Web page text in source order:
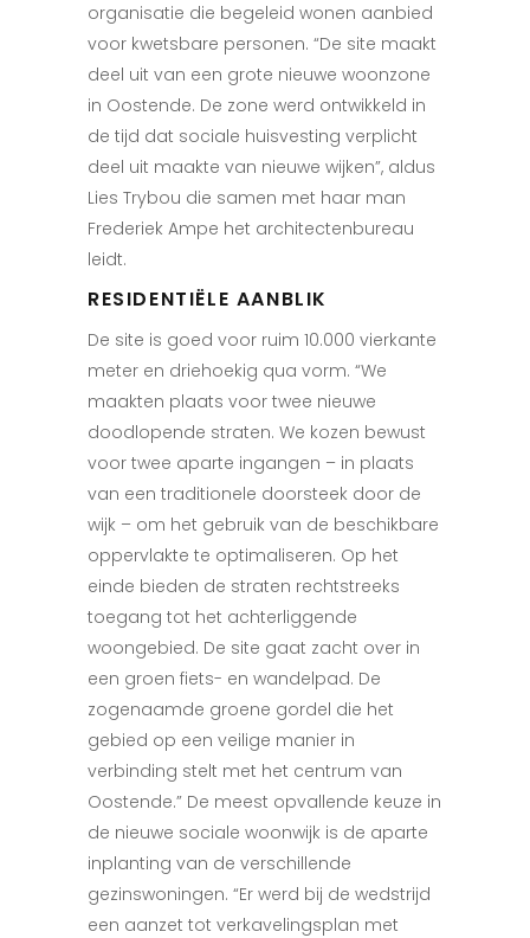
organisatie die begeleid wonen aanbied
voor kwetsbare personen. “De site maakt
deel uit van een grote nieuwe woonzone
in Oostende. De zone werd ontwikkeld in
de tijd dat sociale huisvesting verplicht
deel uit maakte van nieuwe wijken”, aldus
Lies Trybou die samen met haar man
Frederiek Ampe het architectenbureau
leidt.
RESIDENTIËLE AANBLIK
De site is goed voor ruim 10.000 vierkante
meter en driehoekig qua vorm. “We
maakten plaats voor twee nieuwe
doodlopende straten. We kozen bewust
voor twee aparte ingangen – in plaats
van een traditionele doorsteek door de
wijk – om het gebruik van de beschikbare
oppervlakte te optimaliseren. Op het
einde bieden de straten rechtstreeks
toegang tot het achterliggende
woongebied. De site gaat zacht over in
een groen fiets- en wandelpad. De
zogenaamde groene gordel die het
gebied op een veilige manier in
verbinding stelt met het centrum van
Oostende.” De meest opvallende keuze in
de nieuwe sociale woonwijk is de aparte
inplanting van de verschillende
gezinswoningen. “Er werd bij de wedstrijd
een aanzet tot verkavelingsplan met